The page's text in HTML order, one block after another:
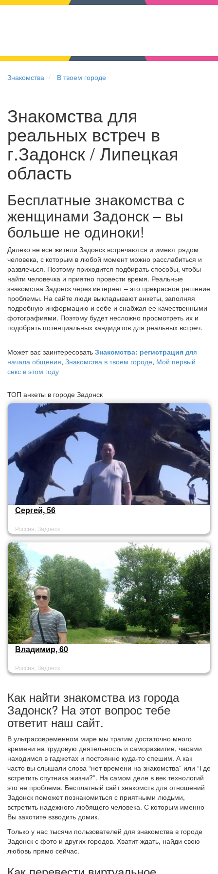
Знакомства В твоем городе
Знакомства для
реальных встреч в
г.Задонск / Липецкая
область
Бесплатные знакомства с
женщинами Задонск – вы
больше не одиноки!
Далеко не все жители Задонск встречаются и имеют рядом
человека, с которым в любой момент можно расслабиться и
развлечься. Поэтому приходится подбирать способы, чтобы
найти человечка и приятно провести время. Реальные
знакомства Задонск через интернет – это прекрасное решение
проблемы. На сайте люди выкладывают анкеты, заполняя
подробную информацию и себе и снабжая ее качественными
фотографиями. Поэтому будет несложно просмотреть их и
подобрать потенциальных кандидатов для реальных встреч.
Может вас заинтересовать Знакомства: регистрация для
начала общения, Знакомства в твоем городе, Мой первый
секс в этом году
ТОП анкеты в городе Задонск
Сергей, 56
Россия, Задонск
Владимир, 60
Россия, Задонск
Как найти знакомства из города
Задонск? На этот вопрос тебе
ответит наш сайт.
В ультрасовременном мире мы тратим достаточно много
времени на трудовую деятельность и саморазвитие, часами
находимся в гаджетах и постоянно куда-то спешим. А как
часто вы слышали слова “нет времени на знакомства” или “Где
встретить спутника жизни?”. На самом деле в век технологий
это не проблема. Бесплатный сайт знакомств для отношений
Задонск поможет познакомиться с приятными людьми,
встретить надежного любящего человека. С которым именно
Вы захотите взводить домик.
Только у нас тысячи пользователей для знакомства в городе
Задонск с фото и других городов. Хватит ждать, найди свою
любовь прямо сейчас.